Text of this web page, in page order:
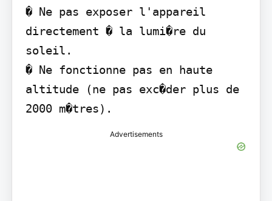
� Ne pas exposer l'appareil
directement � la lumi�re du
soleil.
� Ne fonctionne pas en haute
altitude (ne pas exc�der plus de
2000 m�tres).
Advertisements